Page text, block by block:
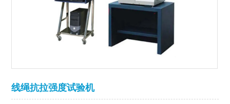
线绳抗拉强度试验机